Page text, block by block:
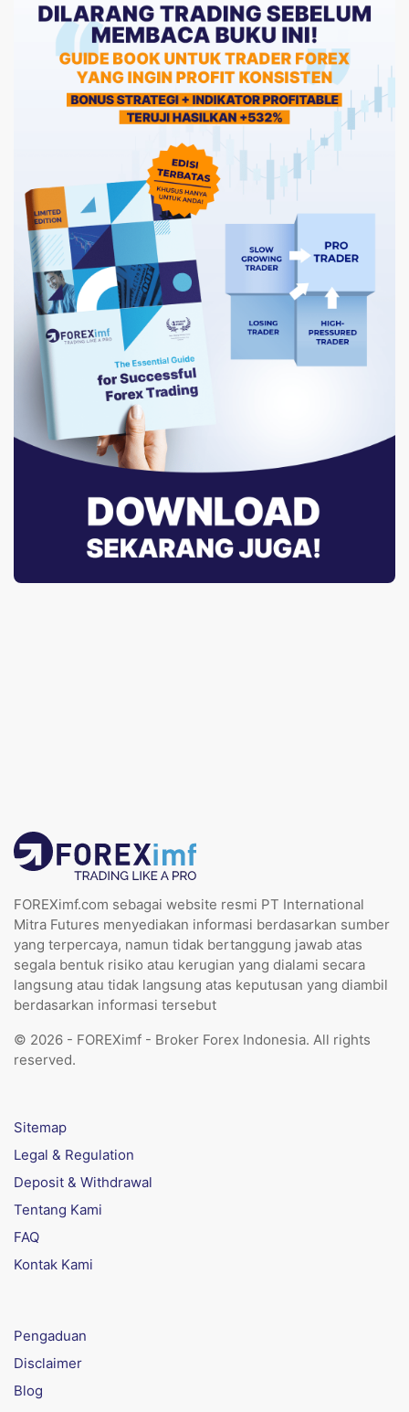
FOREXimf.com sebagai website resmi PT International
Mitra Futures menyediakan informasi berdasarkan sumber
yang terpercaya, namun tidak bertanggung jawab atas
segala bentuk risiko atau kerugian yang dialami secara
langsung atau tidak langsung atas keputusan yang diambil
berdasarkan informasi tersebut
© 2026 - FOREXimf - Broker Forex Indonesia. All rights
reserved.
Sitemap
Legal & Regulation
Deposit & Withdrawal
Tentang Kami
FAQ
Kontak Kami
Pengaduan
Disclaimer
Blog